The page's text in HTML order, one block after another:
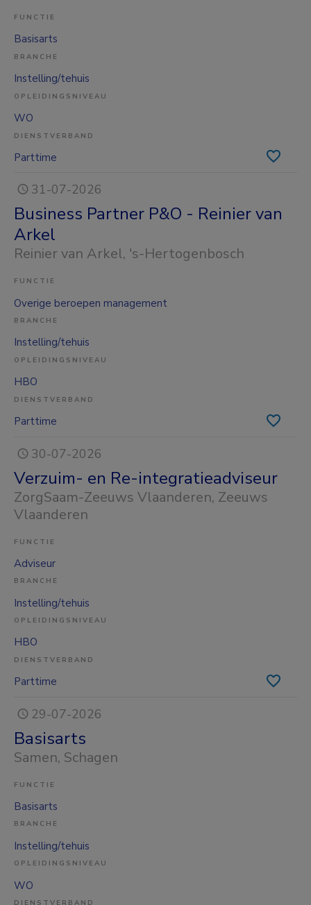
FUNCTIE
Basisarts
BRANCHE
Instelling/tehuis
OPLEIDINGSNIVEAU
WO
DIENSTVERBAND
Parttime
31-07-2026
Business Partner P&O - Reinier van
Arkel
Reinier van Arkel, 's-Hertogenbosch
FUNCTIE
Overige beroepen management
BRANCHE
Instelling/tehuis
OPLEIDINGSNIVEAU
HBO
DIENSTVERBAND
Parttime
30-07-2026
Verzuim- en Re-integratieadviseur
ZorgSaam-Zeeuws Vlaanderen, Zeeuws
Vlaanderen
FUNCTIE
Adviseur
BRANCHE
Instelling/tehuis
OPLEIDINGSNIVEAU
HBO
DIENSTVERBAND
Parttime
29-07-2026
Basisarts
Samen, Schagen
FUNCTIE
Basisarts
BRANCHE
Instelling/tehuis
OPLEIDINGSNIVEAU
WO
DIENSTVERBAND